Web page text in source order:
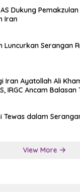
Dukung
Iran
Luncurkan Serangan
Iran Ayatollah Ali
IRGC Ancam Balasan
Tewas dalam
View More